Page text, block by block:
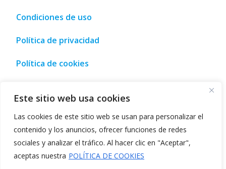
Este sitio web usa cookies
Las cookies de este sitio web se usan para personalizar el
contenido y los anuncios, ofrecer funciones de redes
sociales y analizar el tráfico. Al hacer clic en "Aceptar",
aceptas nuestra POLÍTICA DE COOKIES
Condiciones de uso
Política de privacidad
Política de cookies
• Málaga, España Tourism, leisure and shopping
©2026Directorio de herramientas IA
Herramientas impulsadas por IA-